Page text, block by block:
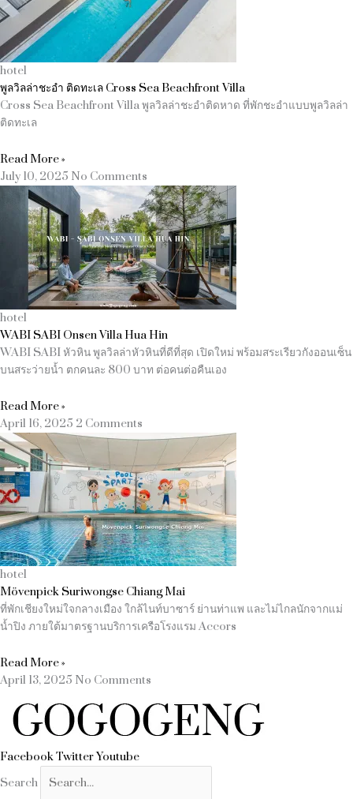
hotel
พูลวิลล่าชะอำ ติดทะเล Cross Sea Beachfront Villa
Cross Sea Beachfront Villa พูลวิลล่าชะอำติดหาด ที่พักชะอำแบบพูลวิลล่า
ติดทะเล
Read More »
July 10, 2025 No Comments
hotel
WABI SABI Onsen Villa Hua Hin
WABI SABI หัวหิน พูลวิลล่าหัวหินที่ดีที่สุด เปิดใหม่ พร้อมสระเรียวกังออนเซ็น
บนสระว่ายน้ำ ตกคนละ 800 บาท ต่อคนต่อคืนเอง
Read More »
April 16, 2025 2 Comments
hotel
Mövenpick Suriwongse Chiang Mai
ที่พักเชียงใหม่ใจกลางเมือง ใกล้ไนท์บาซาร์ ย่านท่าแพ และไม่ไกลนักจากแม่
น้ำปิง ภายใต้มาตรฐานบริการเครือโรงแรม Accors
Read More »
April 13, 2025 No Comments
FacebookTwitterYoutube
Search